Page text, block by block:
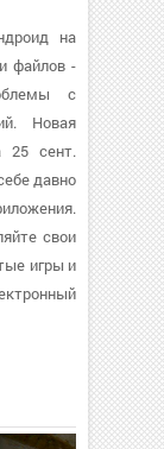
на
файлов -
с
Новая
25 сент.
давно
свои
игры и